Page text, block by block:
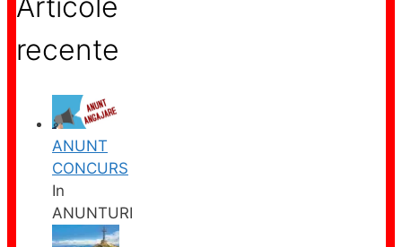
recente
ANUNT
CONCURS
In
ANUNTURI